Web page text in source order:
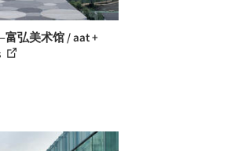
弘美术馆 / aat +